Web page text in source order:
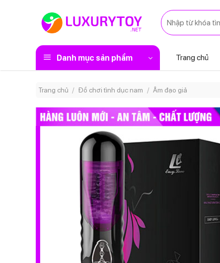
Tìm
kiếm:
Danh mục sản phẩm Trang chủ
Trang chủ / Đồ chơi tình dục nam / Âm đạo giả